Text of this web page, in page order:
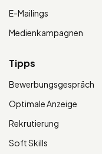
E-Mailings
Medienkampagnen
Tipps
Bewerbungsgespräch
Optimale Anzeige
Rekrutierung
Soft Skills